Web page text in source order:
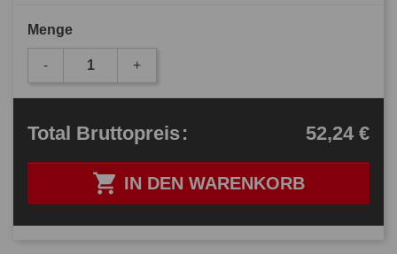
Menge
- +
 IN DEN WARENKORB
Total Bruttopreis: 52,24 €